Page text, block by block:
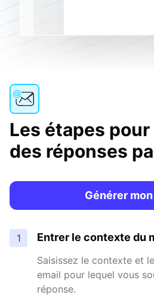
Les étapes
des réponses
Générer
1 Entrer le contexte du
Saisissez le contexte et
email pour lequel vous
réponse.